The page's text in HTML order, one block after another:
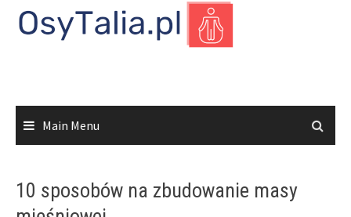
Main Menu
10 sposobów na zbudowanie masy